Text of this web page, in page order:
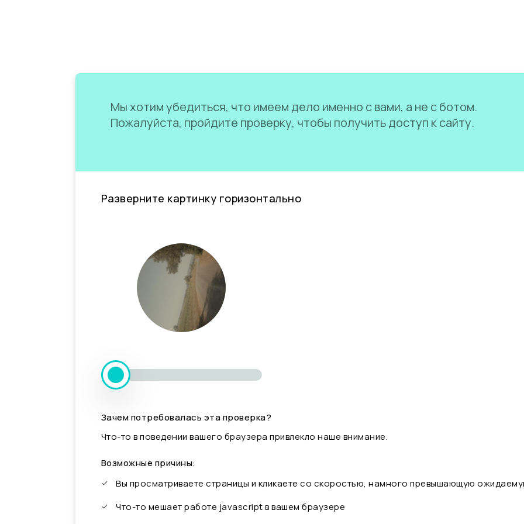
Мы хотим убедиться, что имеем дело именно с вами, а не с ботом.
Пожалуйста, пройдите проверку, чтобы получить доступ к сайту.
Разверните картинку горизонтально
Зачем потребовалась эта проверка?
Что-то в поведении вашего браузера привлекло наше внимание.
Возможные причины:
Вы просматриваете страницы и кликаете со скоростью, намного превышающую
Что-то мешает работе javascript в вашем браузере